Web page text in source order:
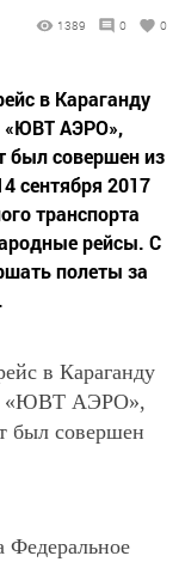
1389 0 0
в Караганду
«ЮВТ АЭРО»,
был совершен из
сентября 2017
транспорта
рейсы. С
полеты за
в Караганду
«ЮВТ АЭРО»,
был совершен
Федеральное